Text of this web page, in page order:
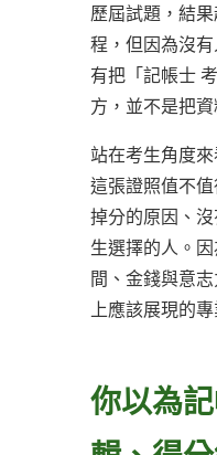
歷屆試題，結
程，但因為沒
有把「記帳士
方，並不是把
站在考生角度
這張證照值不
掉分的原因、
生選擇的人。
間、金錢與意
上應該展現的專
你以為